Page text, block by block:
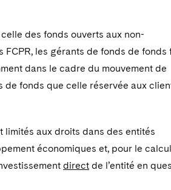
des fonds ouverts aux non-
les gérants de fonds de fonds
dans le cadre du mouvement de
fonds que celle réservée aux
limités aux droits dans des entités
économiques et, pour le
direct de l’entité en